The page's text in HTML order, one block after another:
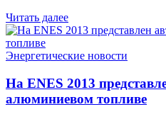
Читать далее
Энергетические новости
На ENES 2013
алюминиевом топливе